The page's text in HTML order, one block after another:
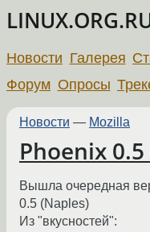
Новости Галерея
Форум Опросы
Новости — Mozilla
Phoenix
Вышла очередная
0.5 (Naples)
Из "вкусностей":